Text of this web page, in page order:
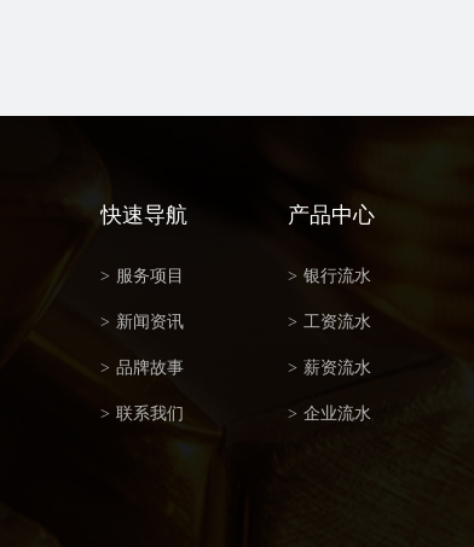
快速导航
> 服务项目
> 新闻资讯
> 品牌故事
> 联系我们
产品中心
> 银行流水
> 工资流水
> 薪资流水
> 企业流水